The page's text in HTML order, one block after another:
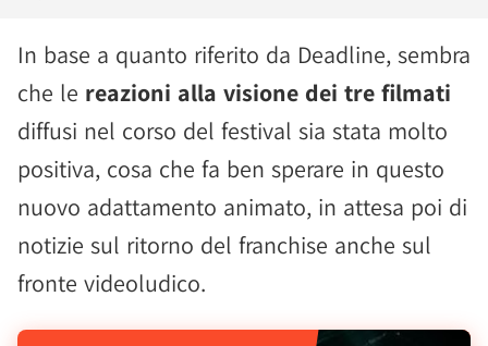
In base a quanto riferito da Deadline, sembra
che le reazioni alla visione dei tre filmati
diffusi nel corso del festival sia stata molto
positiva, cosa che fa ben sperare in questo
nuovo adattamento animato, in attesa poi di
notizie sul ritorno del franchise anche sul
fronte videoludico.